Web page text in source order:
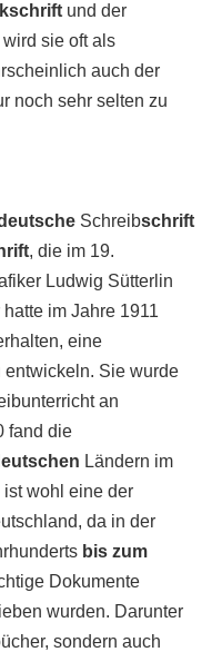
und der
wird sie oft als
auch der
noch sehr selten zu
Schreibschrift
, die im 19.
Ludwig Sütterlin
im Jahre 1911
eine
entwickeln. Sie wurde
an
fand die
Ländern im
wohl eine der
da in der
bis zum
Dokumente
wurden. Darunter
sondern auch